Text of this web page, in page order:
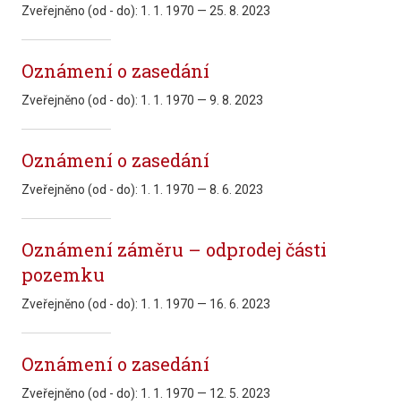
Zveřejněno (od - do): 1. 1. 1970 — 25. 8. 2023
Oznámení o zasedání
Zveřejněno (od - do): 1. 1. 1970 — 9. 8. 2023
Oznámení o zasedání
Zveřejněno (od - do): 1. 1. 1970 — 8. 6. 2023
Oznámení záměru – odprodej části
pozemku
Zveřejněno (od - do): 1. 1. 1970 — 16. 6. 2023
Oznámení o zasedání
Zveřejněno (od - do): 1. 1. 1970 — 12. 5. 2023